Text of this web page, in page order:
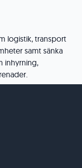
logistik, transport
samt sänka
inhyrning,